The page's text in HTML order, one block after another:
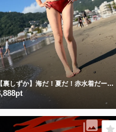
ャワーと床座りシャワー🫣 【裏しずか】海だ！夏だ！赤水着だー💗